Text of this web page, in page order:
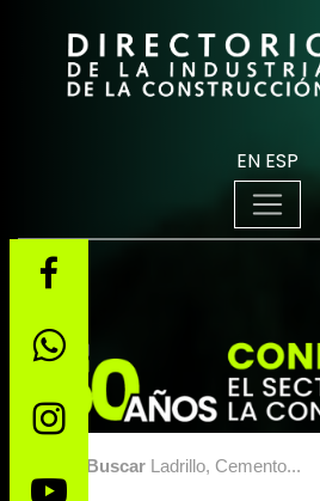
EN ESP
BuscarLadrillo, Cemento...